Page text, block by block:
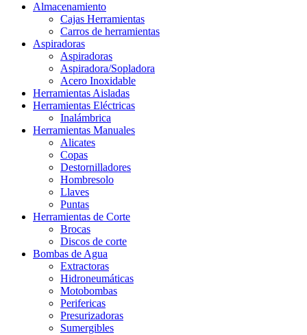
Almacenamiento
Cajas Herramientas
Carros de herramientas
Aspiradoras
Aspiradoras
Aspiradora/Sopladora
Acero Inoxidable
Herramientas Aisladas
Herramientas Eléctricas
Inalámbrica
Herramientas Manuales
Alicates
Copas
Destornilladores
Hombresolo
Llaves
Puntas
Herramientas de Corte
Brocas
Discos de corte
Bombas de Agua
Extractoras
Hidroneumáticas
Motobombas
Perifericas
Presurizadoras
Sumergibles